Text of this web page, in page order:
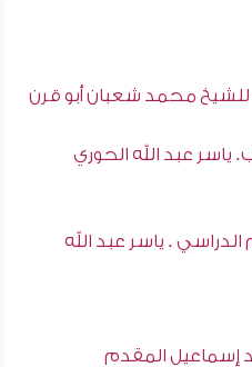
محمد شعبان أبو قرن
ياسر عبد الله الحوري
. ياسر عبد الله